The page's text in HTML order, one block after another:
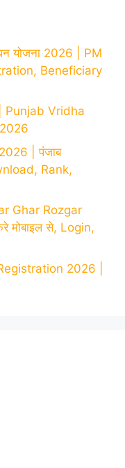
योजना 2026 | PM
Beneficiary
Punjab Vridha
| पंजाब
Rank,
Ghar Rozgar
मोबाइल से, Login,
2026 |